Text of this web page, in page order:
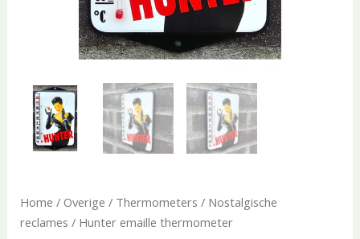
Home / Overige / Thermometers / Nostalgische
reclames / Hunter emaille thermometer